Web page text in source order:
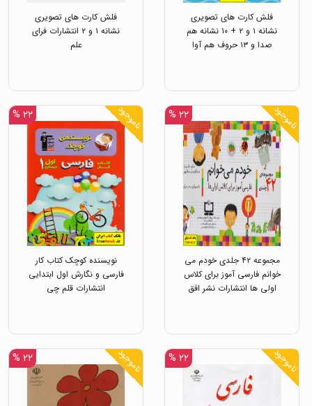
فلش کارت های تصویری
نشانه ۱ و ۲ + ۱۰ نشانه هم
صدا و ۱۳ حروف هم آوا
فلش کارت های تصویری
نشانه ۱ و ۲ انتشارات فرای
علم
ناموجود ۲۲ %
مجموعه ۴۲ جلدی خودم می
خوانم فارسی آموز برای کلاس
اولی ها انتشارات نشر افق
ناموجود ۲۲ %
نویسنده کوچک کتاب کار
فارسی و نگارش اول ابتدایی
انتشارات قلم چی
ناموجود ۲۲ % ناموجود ۲۲ %